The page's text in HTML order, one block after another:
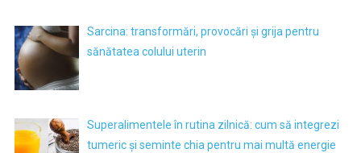
Sarcina: transformări, provocări și grija pentru
sănătatea colului uterin
Superalimentele în rutina zilnică: cum să integrezi
tumeric și seminte chia pentru mai multă energie